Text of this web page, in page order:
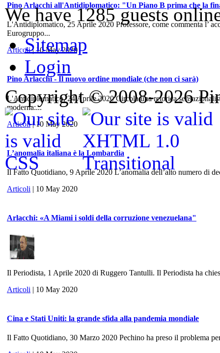
Pino Arlacchi all'Antidiplomatico: "Un Piano B prima che la
L'Antidiplomatico, 25 Aprile 2020 Professore, come commenta l’
Eurogruppo...
Articoli| 10 May 2020
Pino Arlacchi - Il nuovo ordine mondiale (che non ci sarà)
L'Antidiplomatico, 24 Aprile 2020 Circola una retorica
moderna:...
Articoli| 10 May 2020
L’anomalia italiana è la Lombardia
Il Fatto Quotidiano, 9 Aprile 2020 L’anomalia dell’alto numero di
Articoli | 10 May 2020
Arlacchi: «A Miami i soldi della corruzione venezuelana"
Il Periodista, 1 Aprile 2020 di Ruggero Tantulli. Il Periodista ha
Articoli | 10 May 2020
Cina e Stati Uniti: la grande sfida alla pandemia mondiale
Il Fatto Quotidiano, 30 Marzo 2020 Pechino ha preso il problema
We have 1285 guests
Sitemap
Login
Copyright © 2008-2026